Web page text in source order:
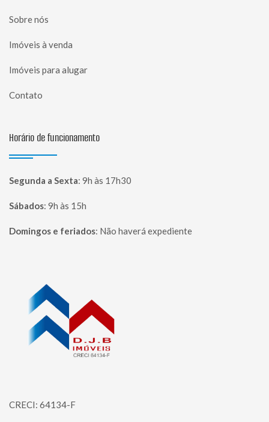
Sobre nós
Imóveis à venda
Imóveis para alugar
Contato
Horário de funcionamento
Segunda a Sexta: 9h às 17h30
Sábados: 9h às 15h
Domingos e feriados: Não haverá expediente
CRECI: 64134-F